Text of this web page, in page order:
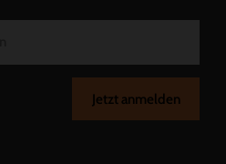
Jetzt anmelden